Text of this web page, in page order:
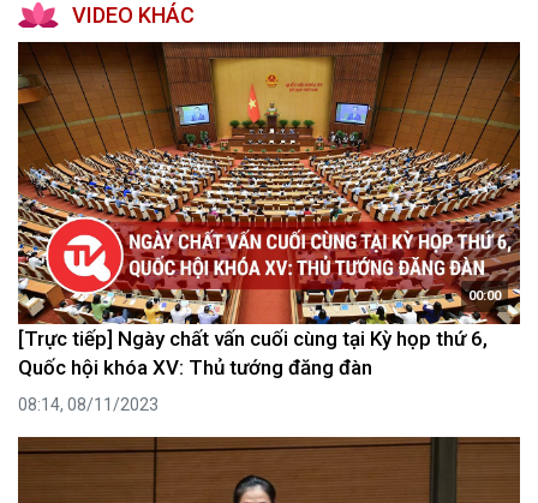
VIDEO KHÁC
00:00
[Trực tiếp] Ngày chất vấn cuối cùng tại Kỳ họp thứ 6,
Quốc hội khóa XV: Thủ tướng đăng đàn
08:14, 08/11/2023